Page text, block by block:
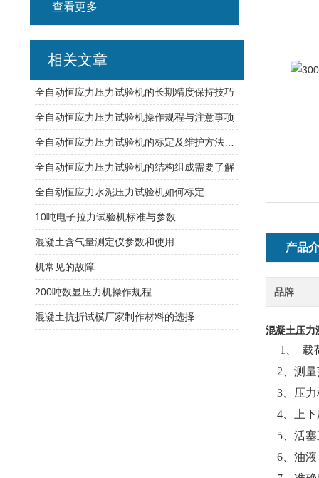
产品
品牌
混凝土压力
1
、
2 、测
3、压
4、上
5、活
6、油
查看更多
相关文章
全自动恒应力压力试验机的长期精度保持技巧
全自动恒应力压力试验机操作规程与注意事项
全自动恒应力压力试验机的结构组成需要了解
全自动恒应力水泥压力试验机如何标定
10吨电子拉力试验机标准与参数
混凝土含气量测定仪参数和使用
机常见的故障
200吨数显压力机操作规程
混凝土抗折试模厂家制作材料的选择